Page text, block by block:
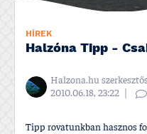
HÍREK
Halzóna Tipp -
Halzona.hu
2010.06.18, 23:22
Tipp rovatunkban hasznos